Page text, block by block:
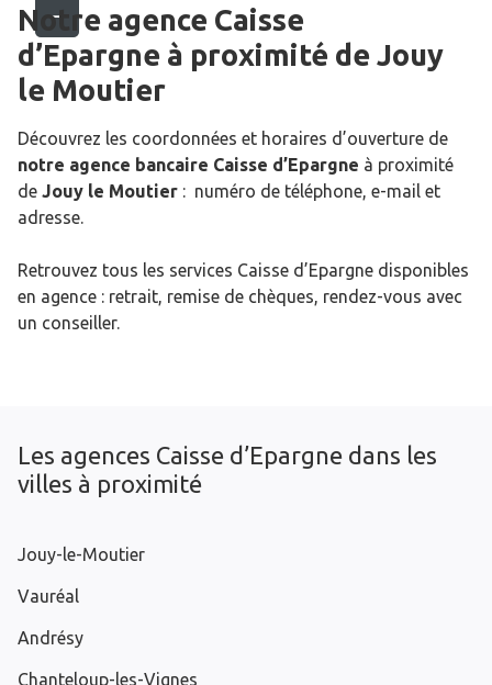
Notre agence Caisse
d’Epargne à proximité de Jouy
le Moutier
Découvrez les coordonnées et horaires d’ouverture de
notre agence bancaire Caisse d’Epargne à proximité
de Jouy le Moutier : numéro de téléphone, e-mail et
adresse.
Retrouvez tous les services Caisse d’Epargne disponibles
en agence : retrait, remise de chèques, rendez-vous avec
un conseiller.
Les agences Caisse d’Epargne dans les
villes à proximité
Jouy-le-Moutier
Vauréal
Andrésy
Chanteloup-les-Vignes